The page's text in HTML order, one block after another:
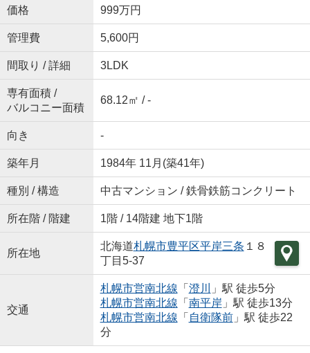
価格 999万円
管理費 5,600円
間取り / 詳細 3LDK
専有面積 /
バルコニー面積
68.12㎡ / -
向き -
築年月 1984年 11月(築41年)
種別 / 構造 中古マンション / 鉄骨鉄筋コンクリート
所在階 / 階建 1階 / 14階建 地下1階
所在地
北海道札幌市豊平区平岸三条 １８
丁目5-37
交通
札幌市営南北線 「 澄川
」駅 徒歩5分
札幌市営南北線 「 南平岸 」駅 徒歩13分
札幌市営南北線 「 自衛隊前」駅 徒歩22
分